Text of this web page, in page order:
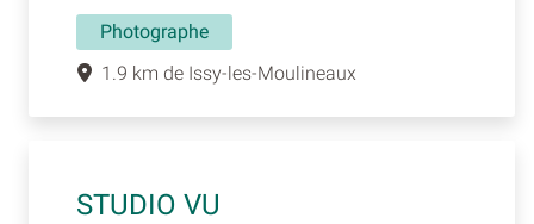
Photographe
1.9 km de Issy-les-Moulineaux
STUDIO VU